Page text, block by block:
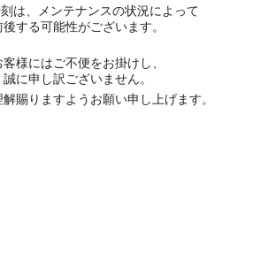
は、メンテナンスの状況によって
後する可能性がございます。
客様にはご不便をお掛けし、
誠に申し訳ございません。
賜りますようお願い申し上げます。